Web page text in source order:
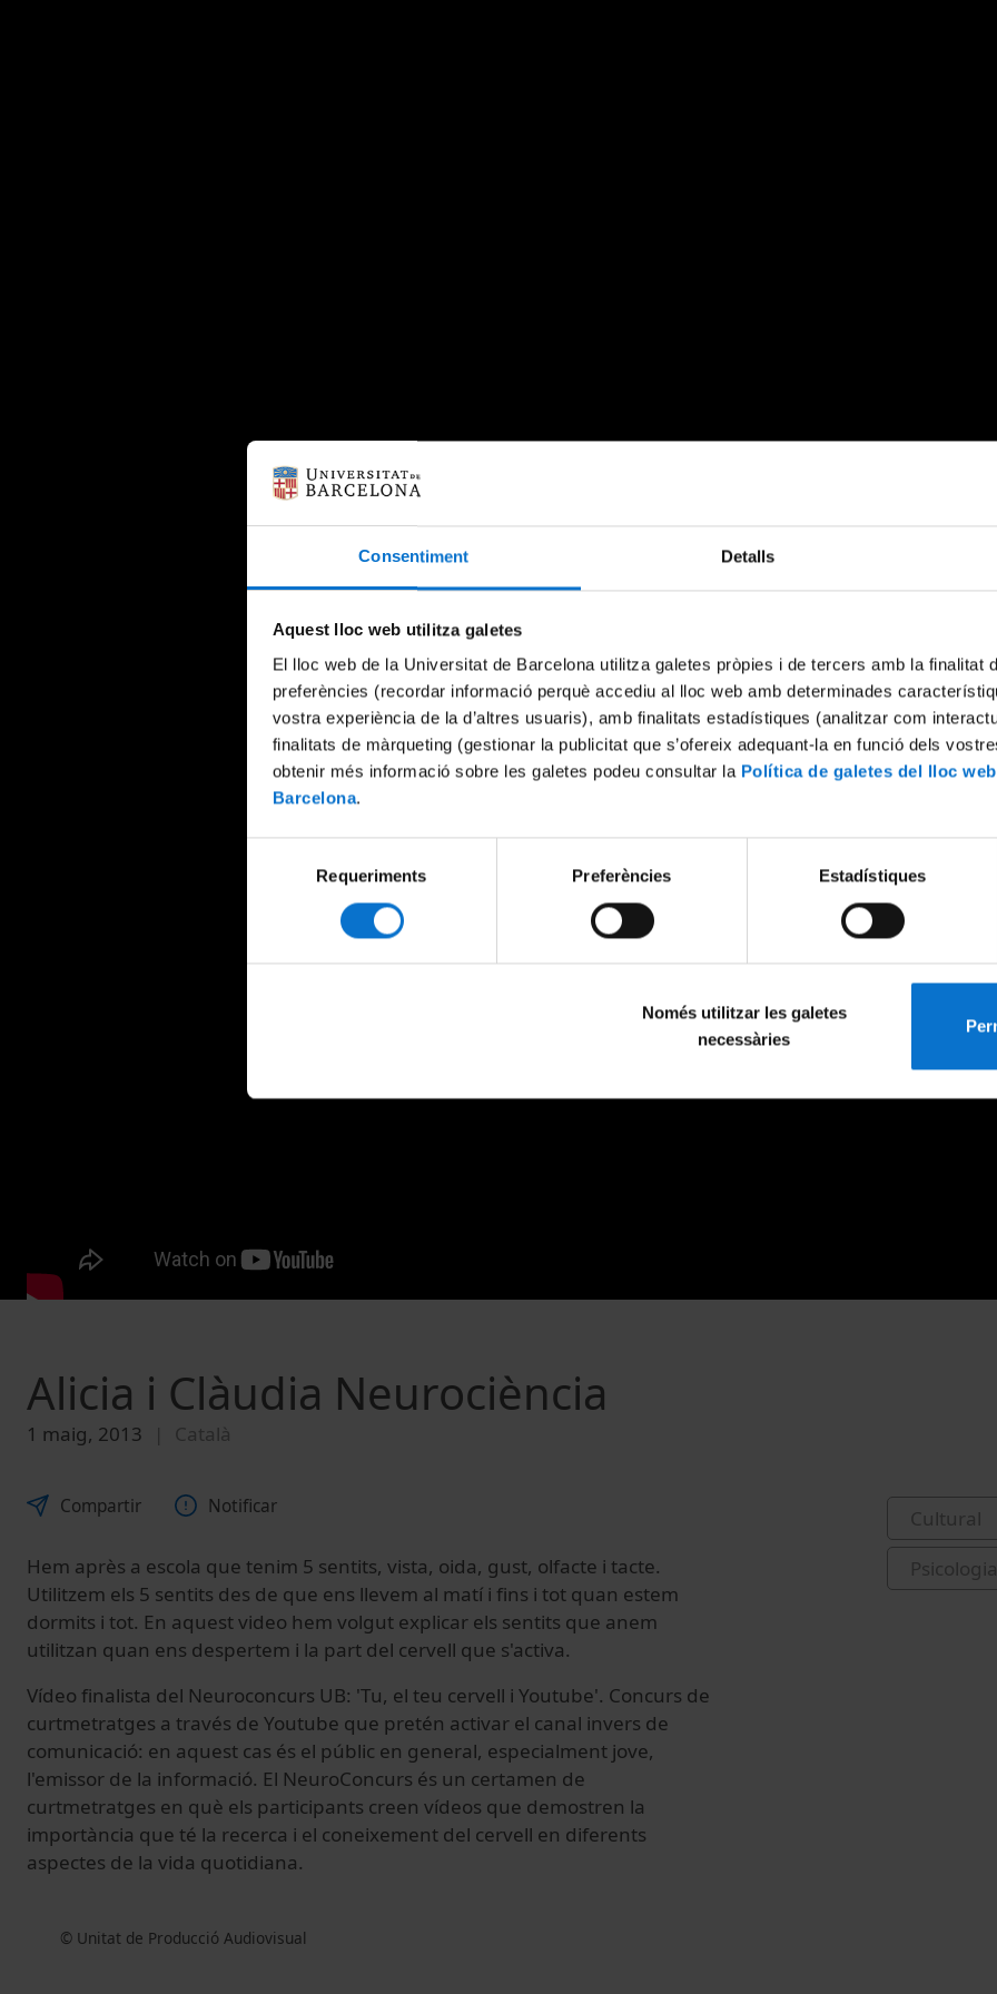
Consentiment Detalls
Aquest lloc web utilitza galetes
El lloc web de la Universitat de Barcelona utilitza galetes pròpies i de tercers amb la finalitat
preferències (recordar informació perquè accediu al lloc web amb determinades
vostra experiència de la d’altres usuaris), amb finalitats estadístiques (analitzar com
finalitats de màrqueting (gestionar la publicitat que s’ofereix adequant-la en funció dels
obtenir més informació sobre les galetes podeu consultar la Política de galetes del lloc
Barcelona.
Requeriments Preferències Estadístiques
Només utilitzar les galetes
necessàries
Alicia i Clàudia Neurociència
1 maig, 2013 Català
Compartir Notificar
Hem après a escola que tenim 5 sentits, vista, oida, gust, olfacte i tacte.
Utilitzem els 5 sentits des de que ens llevem al matí i fins i tot quan estem
dormits i tot. En aquest video hem volgut explicar els sentits que anem
utilitzan quan ens despertem i la part del cervell que s'activa.
Vídeo finalista del Neuroconcurs UB: 'Tu, el teu cervell i Youtube'. Concurs de
curtmetratges a través de Youtube que pretén activar el canal invers de
comunicació: en aquest cas és el públic en general, especialment jove,
l'emissor de la informació. El NeuroConcurs és un certamen de
curtmetratges en què els participants creen vídeos que demostren la
importància que té la recerca i el coneixement del cervell en diferents
aspectes de la vida quotidiana.
© Unitat de Producció Audiovisual
Cultural
Psicologia